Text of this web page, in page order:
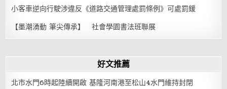
小客車逆向行駛涉違反《道路交通管理處罰條例》可處罰鍰
【墨潮湧動 筆尖傳承】 社會學園書法班聯展
好文推薦
北市水門6時起陸續開啟 基隆河南港至松山4水門維持封閉